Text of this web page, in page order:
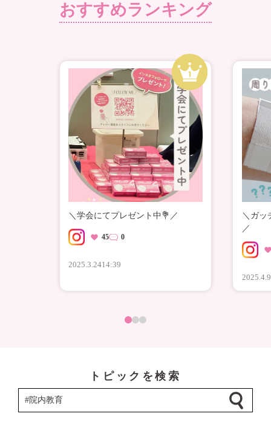
おすすめランキング
＼学会にてプレゼント中💐／
45 0
2025.3.2414:39
＼ガッ
／
2025.4.9
トピックを検索